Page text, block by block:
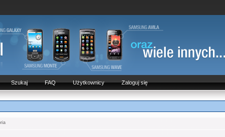
Szukaj FAQ Użytkownicy Zaloguj się